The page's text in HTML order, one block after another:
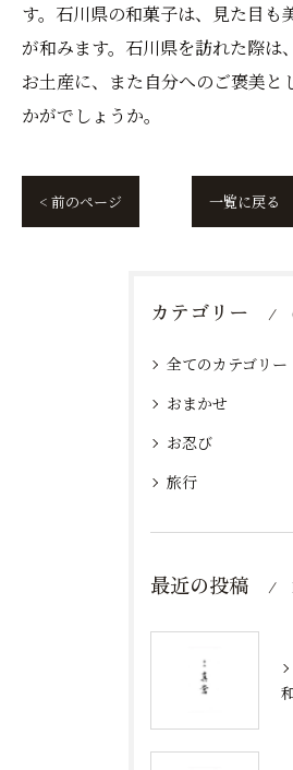
す。石川県の和菓子は、見た目も
が和みます。石川県を訪れた際は
お土産に、また自分へのご褒美と
かがでしょうか。
< 前のページ 一覧に戻る
カテゴリー
全てのカテゴリー
おまかせ
お忍び
旅行
最近の投稿